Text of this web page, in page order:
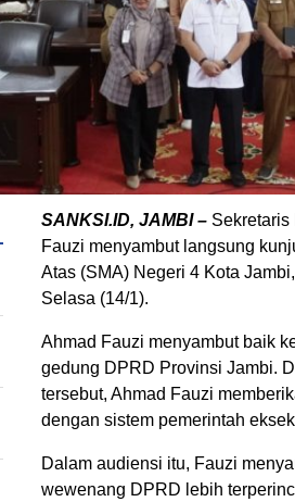
SANKSI.ID, JAMBI – Sekretaris
Fauzi menyambut langsung
Atas (SMA) Negeri 4 Kota
Selasa (14/1).
Ahmad Fauzi menyambut baik
gedung DPRD Provinsi Jambi.
tersebut, Ahmad Fauzi
dengan sistem pemerintah
Dalam audiensi itu, Fauzi
wewenang DPRD lebih